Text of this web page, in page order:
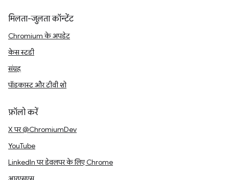
मिलता-जुलता कॉन्टेंट
Chromium के अपडेट
केस स्टडी
संग्रह
पॉडकास्ट और टीवी शो
फ़ॉलो करें
X पर @ChromiumDev
YouTube
LinkedIn पर डेवलपर के लिए Chrome